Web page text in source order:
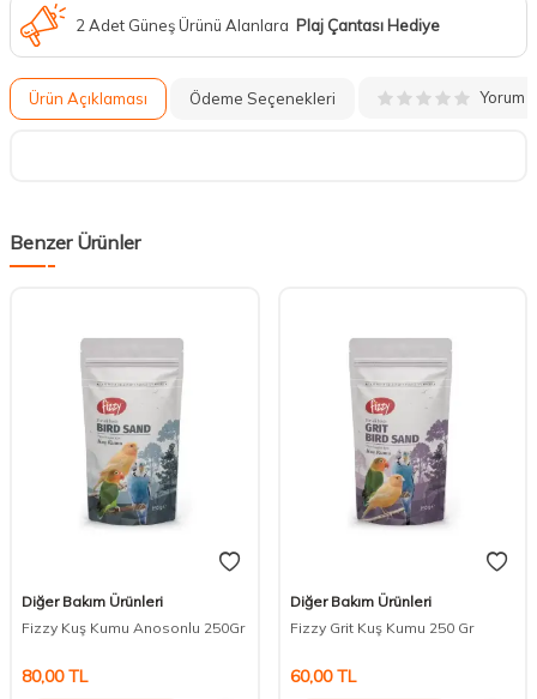
2 Adet Güneş Ürünü Alanlara Plaj Çantası Hediye
Ürün Açıklaması Ödeme Seçenekleri Yorum
Benzer Ürünler
Diğer Bakım Ürünleri
Fizzy Kuş Kumu Anosonlu 250Gr
80,00TL
Diğer Bakım Ürünleri
Fizzy Grit Kuş Kumu 250 Gr
60,00TL